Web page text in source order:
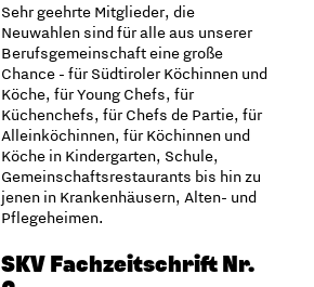
Sehr geehrte Mitglieder, die
Neuwahlen sind für alle aus unserer
Berufsgemeinschaft eine große
Chance - für Südtiroler Köchinnen und
Köche, für Young Chefs, für
Küchenchefs, für Chefs de Partie, für
Alleinköchinnen, für Köchinnen und
Köche in Kindergarten, Schule,
Gemeinschaftsrestaurants bis hin zu
jenen in Krankenhäusern, Alten- und
Pflegeheimen.
SKV Fachzeitschrift Nr.